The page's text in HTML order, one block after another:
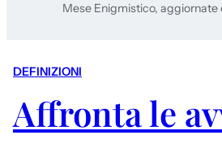
Mese Enigmistico, aggiornate
DEFINIZIONI
Affronta le